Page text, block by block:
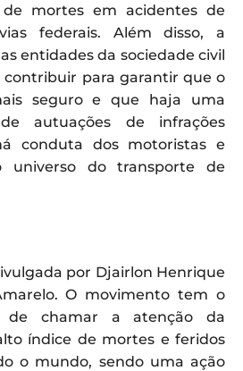
mortes em acidentes de
federais. Além disso, a
entidades da sociedade civil
contribuir para garantir que o
seguro e que haja uma
autuações de infrações
conduta dos motoristas e
universo do transporte de
por Djairlon Henrique
O movimento tem o
de chamar a atenção da
índice de mortes e feridos
o mundo, sendo uma ação